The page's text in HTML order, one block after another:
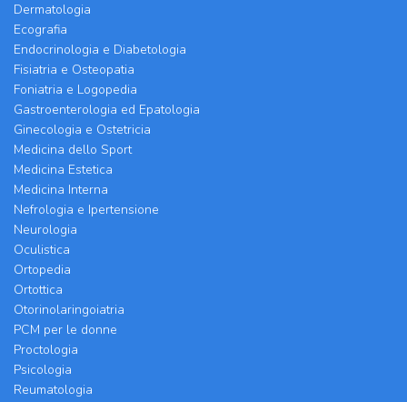
Dermatologia
Ecografia
Endocrinologia e Diabetologia
Fisiatria e Osteopatia
Foniatria e Logopedia
Gastroenterologia ed Epatologia
Ginecologia e Ostetricia
Medicina dello Sport
Medicina Estetica
Medicina Interna
Nefrologia e Ipertensione
Neurologia
Oculistica
Ortopedia
Ortottica
Otorinolaringoiatria
PCM per le donne
Proctologia
Psicologia
Reumatologia